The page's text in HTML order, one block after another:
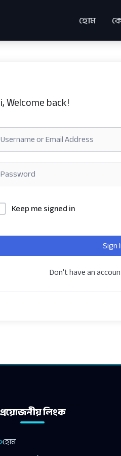
হোম
Welcome back!
Keep me signed in
Sign
Don't have an
প্রয়োজনীয় লিংক
হোম